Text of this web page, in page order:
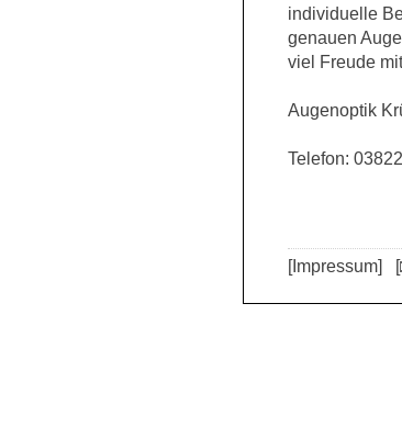
individuelle
genauen
viel Freude
Augenoptik
Telefon:
[Impressum] [